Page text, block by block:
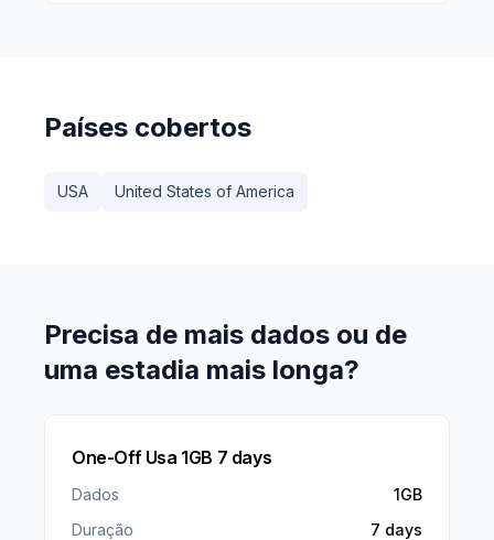
Países cobertos
USA United States of America
Precisa de mais dados ou de
uma estadia mais longa?
One-Off Usa 1GB 7 days
Dados
1GB
Duração
7 days